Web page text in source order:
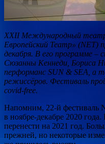
XXII Международный
Европейский Театр» (NET)
декабря. В его программе
Сюзанны Кеннеди, Бориса
перформанс SUN & SEA, а
режиссёров. Фестиваль
covid-free.
Напомним, 22-й фестиваль
в ноябре-декабре 2020
перенести на 2021 год.
прежней, но некоторые